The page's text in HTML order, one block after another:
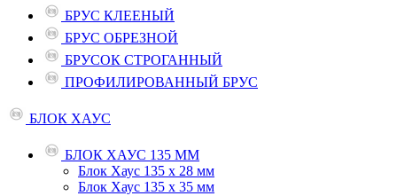
БРУС КЛЕЕНЫЙ
БРУС ОБРЕЗНОЙ
БРУСОК СТРОГАННЫЙ
ПРОФИЛИРОВАННЫЙ БРУС
БЛОК ХАУС
БЛОК ХАУС 135 ММ
Блок Хаус 135 х 28 мм
Блок Хаус 135 х 35 мм